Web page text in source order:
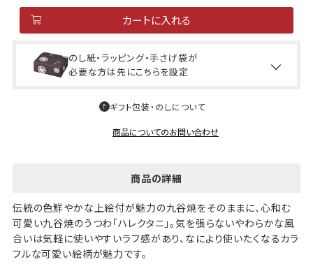
カートに入れる
のし紙・ラッピング・手さげ袋が
必要な方は先にこちらを設定
ギフト包装・のしについて
商品についてのお問い合わせ
商品の詳細
伝統の色鮮やかな上絵付が魅力の九谷焼をそのままに、心和む
可愛い九谷焼のうつわ「ハレクタニ」。気を張らないやわらかな風
合いは気軽に使いやすいラフ感があり、なにより使いたくなるカラ
フルな可愛い絵柄が魅力です。